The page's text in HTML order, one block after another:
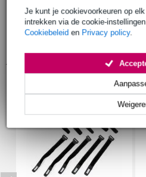
Je kunt je cookievoorkeuren op
intrekken via de cookie-
Cookiebeleid en Privacy policy.